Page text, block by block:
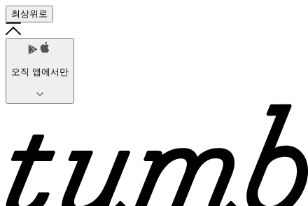
최상위로
오직 앱에서만